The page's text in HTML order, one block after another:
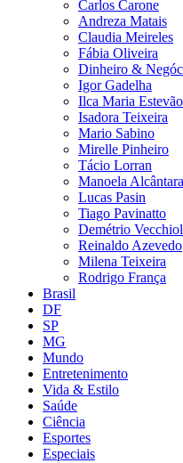
Carlos Carone
Andreza Matais
Claudia Meireles
Fábia Oliveira
Dinheiro &
Igor Gadelha
Ilca Maria Estevão
Isadora Teixeira
Mario Sabino
Mirelle Pinheiro
Tácio Lorran
Manoela Alcântara
Lucas Pasin
Tiago Pavinatto
Demétrio
Reinaldo Azevedo
Milena Teixeira
Rodrigo França
Brasil
DF
SP
MG
Mundo
Entretenimento
Vida & Estilo
Saúde
Ciência
Esportes
Especiais